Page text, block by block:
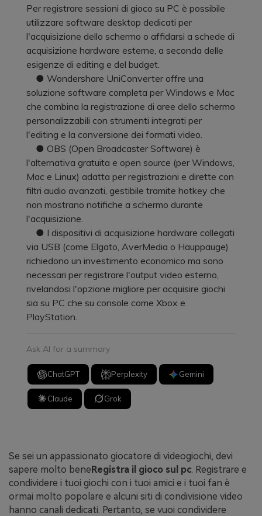
Per registrare sessioni di gioco su PC è possibile
utilizzare software desktop dedicati per
l'acquisizione dello schermo o affidarsi a schede di
acquisizione hardware esterne, a seconda delle
esigenze di editing e del budget.
● Wondershare UniConverter offre una
soluzione software completa per Windows e Mac
che combina la registrazione di aree dello schermo
personalizzabili con strumenti integrati per
l'editing e la conversione dei formati video.
● OBS (Open Broadcaster Software) è
l'alternativa gratuita e open source (per Windows,
Mac e Linux) adatta per registrazioni e dirette con
filtri audio avanzati, gestibile tramite hotkey che
non mostrano notifiche a schermo durante
l'acquisizione.
● I dispositivi di acquisizione hardware collegati
via USB (come Elgato, AverMedia o Hauppauge)
richiedono un investimento economico ma sono
necessari per registrare l'output video esterno,
rivelandosi l'opzione migliore per acquisire giochi
sia su PC che su console come Xbox e
PlayStation.
Ask AI for a summary
ChatGPT Perplexity Gemini
Claude Grok
Se sei un appassionato giocatore di videogiochi, devi
sapere molto beneRegistra il gioco sul pc . Registrare e
condividere i tuoi giochi con i tuoi amici e i tuoi fan è
ormai molto popolare e alcuni siti di condivisione video
hanno canali dedicati. Pertanto, se vuoi condividere